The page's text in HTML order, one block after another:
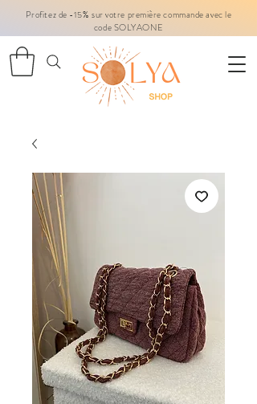
Profitez de -15% sur votre première commande avec le
code SOLYAONE